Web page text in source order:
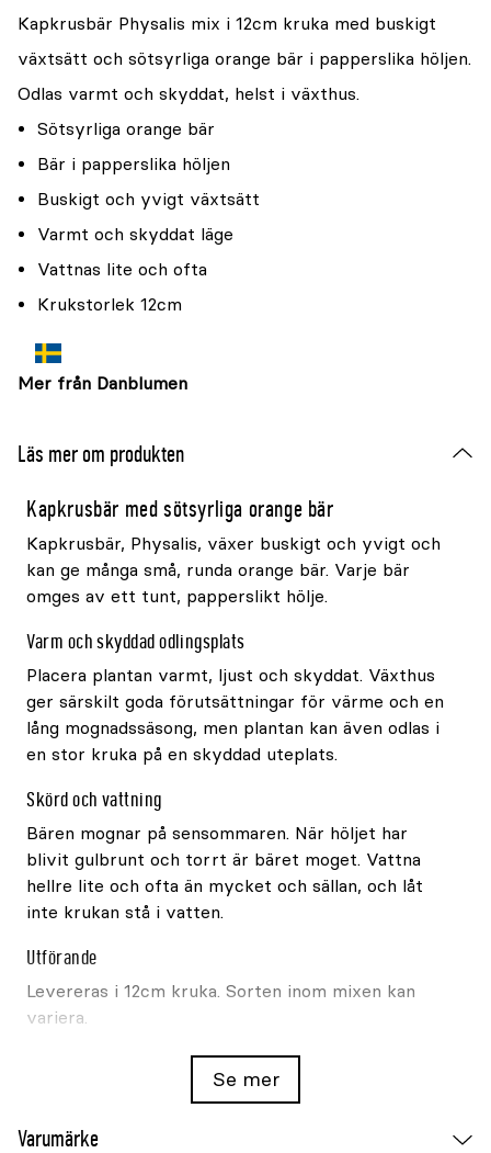
Kapkrusbär Physalis mix i 12cm kruka med buskigt
växtsätt och sötsyrliga orange bär i papperslika höljen.
Odlas varmt och skyddat, helst i växthus.
Sötsyrliga orange bär
Bär i papperslika höljen
Buskigt och yvigt växtsätt
Varmt och skyddat läge
Vattnas lite och ofta
Krukstorlek 12cm
Mer från Danblumen
Läs mer om produkten
Kapkrusbär med sötsyrliga orange bär
Kapkrusbär, Physalis, växer buskigt och yvigt och
kan ge många små, runda orange bär. Varje bär
omges av ett tunt, papperslikt hölje.
Varm och skyddad odlingsplats
Placera plantan varmt, ljust och skyddat. Växthus
ger särskilt goda förutsättningar för värme och en
lång mognadssäsong, men plantan kan även odlas i
en stor kruka på en skyddad uteplats.
Skörd och vattning
Bären mognar på sensommaren. När höljet har
blivit gulbrunt och torrt är bäret moget. Vattna
hellre lite och ofta än mycket och sällan, och låt
inte krukan stå i vatten.
Utförande
Levereras i 12cm kruka. Sorten inom mixen kan
variera.
Se mer
Varumärke